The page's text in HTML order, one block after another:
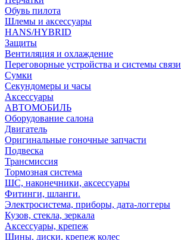
Обувь пилота
Шлемы и аксессуары
HANS/HYBRID
Защиты
Вентиляция и охлаждение
Переговорные устройства и системы связи
Сумки
Секундомеры и часы
Аксессуары
АВТОМОБИЛЬ
Оборудование салона
Двигатель
Оригинальные гоночные запчасти
Подвеска
Трансмиссия
Тормозная система
ШС, наконечники, аксессуары
Фитинги, шланги.
Электросистема, приборы, дата-логгеры
Кузов, стекла, зеркала
Аксессуары, крепеж
Шины, диски, крепеж колес